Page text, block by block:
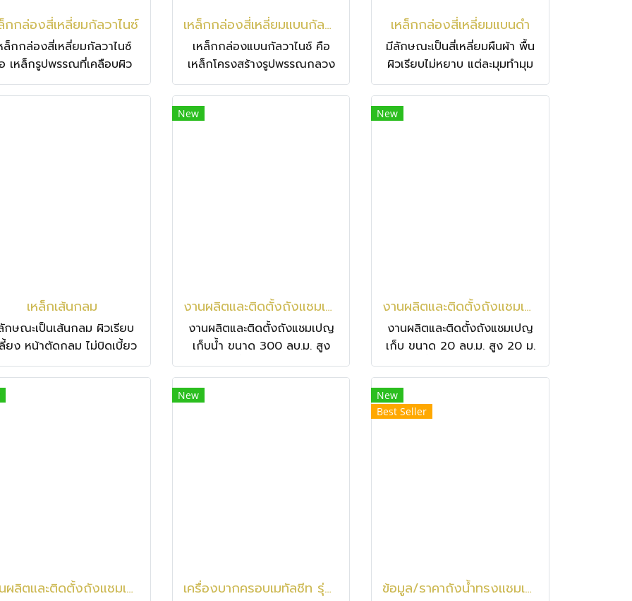
กกล่องสี่เหลี่ยมกัลวาไนซ์
ล็กกล่องสี่เหลี่ยมกัลวาไนซ์
เหล็กรูปพรรณที่เคลือบผิว
สังกะสีเพื่อป้องกันสนิม แข็ง
งทนทาน เหมาะสำหรับงาน
เหล็กกล่องสี่เหลี่ยมแบนกัลวาไนซ์
เหล็กกล่องแบนกัลวาไนซ์ คือ
เหล็กโครงสร้างรูปพรรณกลวง
สี่เหลี่ยมผืนผ้า ที่ผ่านการเคลือบ
สังกะสีเพื่อป้องกันสนิม มี
ลักษณะผิวเรียบเงาวาว (GI)
เหล็กกล่องสี่เหลี่ยมแบนดำ
มีลักษณะเป็นสี่เหลี่ยมผืนผ้า พื้น
ผิวเรียบไม่หยาบ แต่ละมุมทำมุม
90 องศา นิยมนำไปใช้ทำเสา นั่ง
ร้าน งานก่อสร้างทั่วไป
เหล็กเส้นกลม
กษณะเป็นเส้นกลม ผิวเรียบ
ยง หน้าตัดกลม ไม่บิดเบี้ยว
มีรอยปริแตก นิยมนำมาใช้
รับงาน คอนกรีตเสริมเหล็ก
งานปลอกเสา ปลอกคาน
New
งานผลิตและติดตั้งถังแชมเปญเก็บน้ำ ขนาด 300 ลบ.ม. สูง 30 ม. เก็บน้ำ 300,000 ลิตร ที่ จ.สระแก้ว
งานผลิตและติดตั้งถังแชมเปญ
เก็บน้ำ ขนาด 300 ลบ.ม. สูง
30 ม. เก็บน้ำ 300,000 ลิตร ที่
จ.สระแก้ว
New
งานผลิตและติดตั้งถังแชมเปญเก็บ ขนาด 20 ลบ.ม. สูง 20 ม. เก็บน้ำ 20,000 ลิตร ที่ จ.นครราชสีมา อ.โนนสูง ต.หลุมข้าว
งานผลิตและติดตั้งถังแชมเปญ
เก็บ ขนาด 20 ลบ.ม. สูง 20 ม.
เก็บน้ำ 20,000 ลิตร ที่
จ.นครราชสีมา อ.โนนสูง ต.หลุม
งานผลิตและติดตั้งถังแชมเปญเก็บ ขนาด 100 ลบ.ม. สูง 20 ม. เก็บน้ำ 100,000 ลิตร ที่ จ.ตราด อ.เขาสมิง ต.สะตอ
New
เครื่องบากครอบเมทัลชีท รุ่นมาตรฐานนิยมลอน 760
New
Best Seller
ข้อมูล/ราคาถังน้ำทรงแชมเปญ